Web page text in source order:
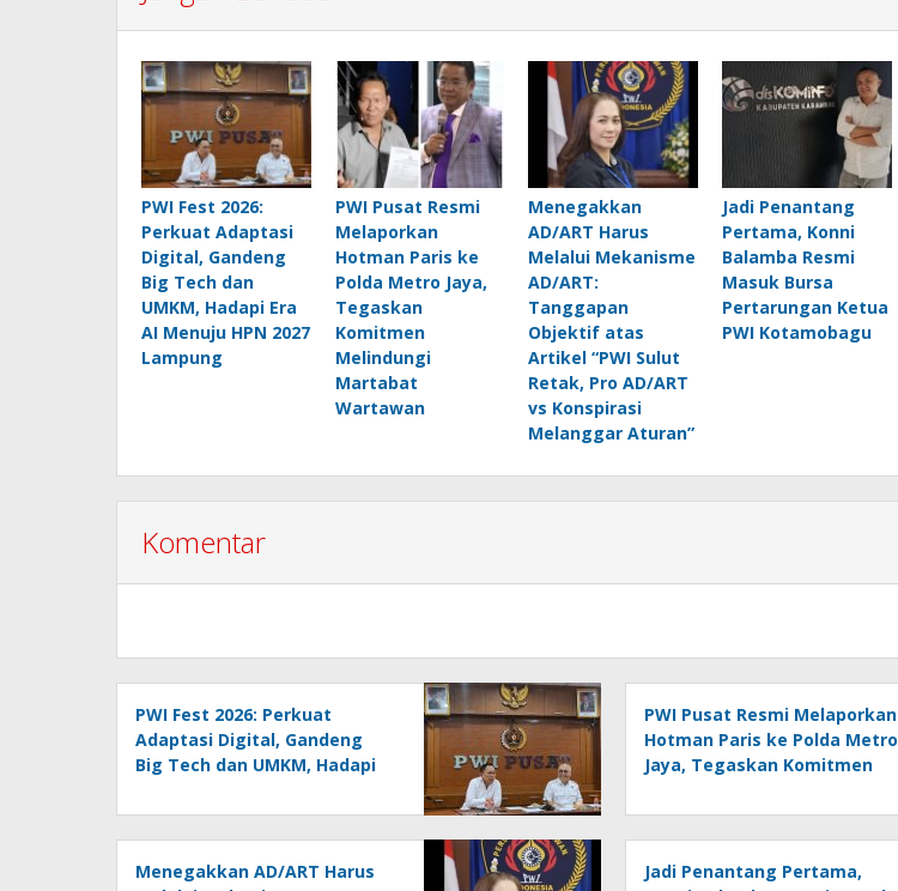
PWI Fest 2026:
Perkuat Adaptasi
Digital, Gandeng
Big Tech dan
UMKM, Hadapi Era
AI Menuju HPN 2027
Lampung
PWI Pusat Resmi
Melaporkan
Hotman Paris ke
Polda Metro Jaya,
Tegaskan
Komitmen
Melindungi
Martabat
Wartawan
Menegakkan
AD/ART Harus
Melalui Mekanisme
AD/ART:
Tanggapan
Objektif atas
Artikel “PWI Sulut
Retak, Pro AD/ART
vs Konspirasi
Melanggar Aturan”
Jadi Penantang
Pertama, Konni
Balamba Resmi
Masuk Bursa
Pertarungan Ketua
PWI Kotamobagu
Komentar
PWI Fest 2026: Perkuat
Adaptasi Digital, Gandeng
Big Tech dan UMKM, Hadapi
Lampung
PWI Pusat Resmi Melaporkan
Hotman Paris ke Polda Metro
Jaya, Tegaskan Komitmen
Wartawan
Menegakkan AD/ART Harus
Jadi Penantang Pertama,